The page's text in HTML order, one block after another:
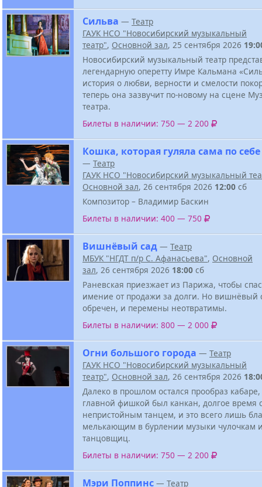
Сильва — Театр
ГАУК НСО "Новосибирский музыкальный
театр", Основной зал, 25 сентября 2026
Новосибирский музыкальный театр
легендарную оперетту Имре Кальмана
история о любви, верности и смелости
теперь она зазвучит по-новому на сцене
театра.
Билеты в наличии: 750 — 2 200
Кошка, которая гуляла сама по себе
— Театр
ГАУК НСО "Новосибирский музыкальный
Основной зал, 26 сентября 2026 12:00 сб
Композитор – Владимир Баскин
Билеты в наличии: 400 — 750
Вишнёвый сад — Театр
МБУК "НГДТ п/р С. Афанасьева", Основной
зал, 26 сентября 2026 18:00 сб
Раневская приезжает из Парижа, чтобы
имение от продажи за долги. Но вишнёвый
обречен, и перемены неотвратимы.
Билеты в наличии: 800 — 2 000
Огни большого города — Театр
ГАУК НСО "Новосибирский музыкальный
театр", Основной зал, 26 сентября 2026
Далеко в прошлом остался прообраз
главной фишкой был канкан, долгое время
непристойным танцем, и это всего лишь
мелькающим в бурлении музыки чулочкам
танцовщиц.
Билеты в наличии: 750 — 2 200
Мэри Поппинс — Театр